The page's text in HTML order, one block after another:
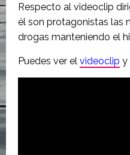
Respecto al videoclip
él son protagonistas las
drogas manteniendo el
Puedes ver el videoclip y